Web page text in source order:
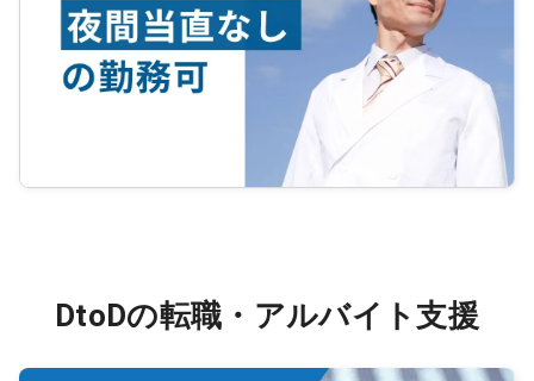
DtoDの転職・アルバイト支援